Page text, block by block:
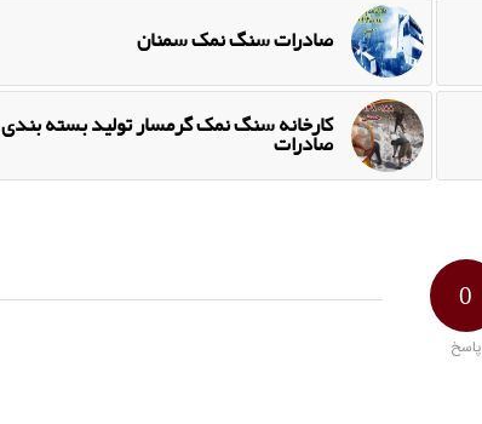
صادرات سنگ نمک سمنان
کارخانه سنگ نمک گرمسار تولید بسته بندی
صادرات
0
پاسخ